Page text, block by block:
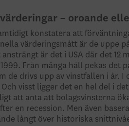
värderingar – oroande
konstatera att
värderingsmått är de uppe
ansträngt är det i USA där det
Från många håll pekas det
de drivs upp av vinstfallen i år.
Och visst ligger det en hel del i
att anta att bolagsvinsterna
en recession. Men även
långt över historiska